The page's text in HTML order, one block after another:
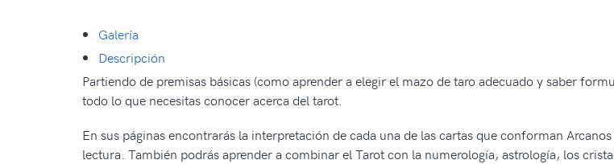
Galería
Descripción
Partiendo de premisas básicas (como aprender a elegir el mazo de taro adecuado y saber
todo lo que necesitas conocer acerca del tarot.
En sus páginas encontrarás la interpretación de cada una de las cartas que conforman
lectura. También podrás aprender a combinar el Tarot con la numerología, astrología, los